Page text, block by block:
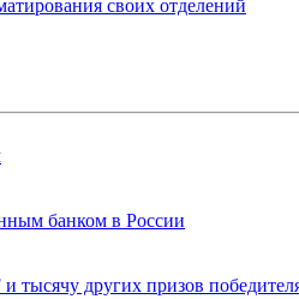
своих отделений
банком в России
тысячу других призов